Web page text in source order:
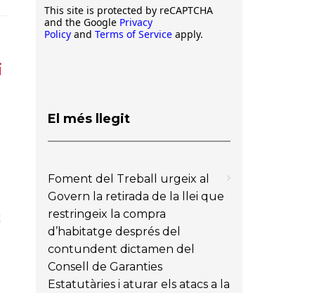
This site is protected by reCAPTCHA
and the Google Privacy
Policy and Terms of Service apply.
El més llegit
Foment del Treball urgeix al
Govern la retirada de la llei que
restringeix la compra
d’habitatge després del
contundent dictamen del
Consell de Garanties
Estatutàries i aturar els atacs a la